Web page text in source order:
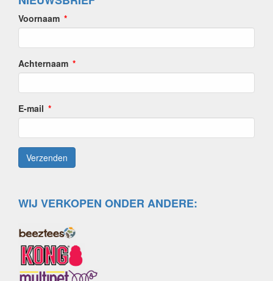
Voornaam
Achternaam
E-mail
WIJ VERKOPEN ONDER ANDERE: